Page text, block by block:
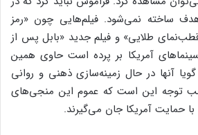
ساخته نمی‌شود. فیلم‌هایی چون «رمز
طلایی» و فیلم جدید «بابل پس از
آمریکا بر پرده است حاوی همین
آنها در حال زمینه‌سازی ذهنی و روانی
توجه این است که عموم این منجی‌های
حمایت آمریکا جان می‌گیرند.